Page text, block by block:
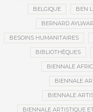
BELGIQUE BEN
BERNARD
BESOINS HUMANITAIRES
BIBLIOTHÈQUES
BIENNALE
BIENNALE
BIENNALE
BIENNALE ARTISTIQUE